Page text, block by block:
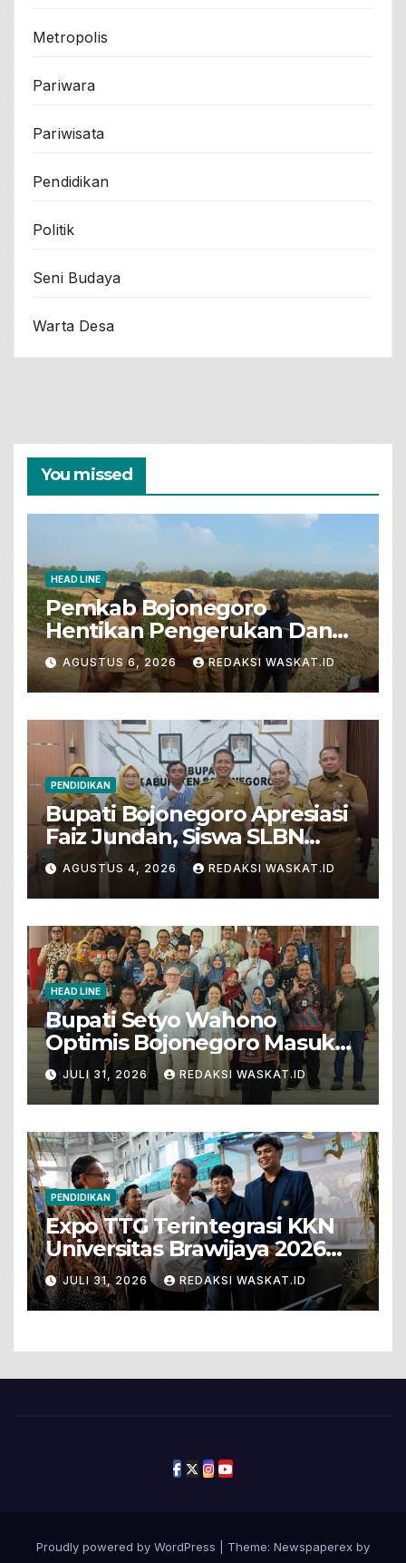
Metropolis
Pariwara
Pariwisata
Pendidikan
Politik
Seni Budaya
Warta Desa
You missed
HEAD LINE
Pemkab Bojonegoro
Hentikan Pengerukan Dan
Penjualan Tanah Dari Lahan
Pertanian
AGUSTUS 6, 2026 REDAKSI WASKAT.ID
PENDIDIKAN
Bupati Bojonegoro Apresiasi
Faiz Jundan, Siswa SLBN
Gunungsari Baureno Masuk
LKS Diksus Tingkat Nasional
AGUSTUS 4, 2026 REDAKSI WASKAT.ID
HEAD LINE
Bupati Setyo Wahono
Optimis Bojonegoro Masuk
Unesco Global Geopark
JULI 31, 2026 REDAKSI WASKAT.ID
PENDIDIKAN
Expo TTG Terintegrasi KKN
Universitas Brawijaya 2026
Hadirkan Inovasi Peternakan
Untuk Bojonegoro
JULI 31, 2026 REDAKSI WASKAT.ID
Proudly powered by WordPress Theme: Newspaperex by